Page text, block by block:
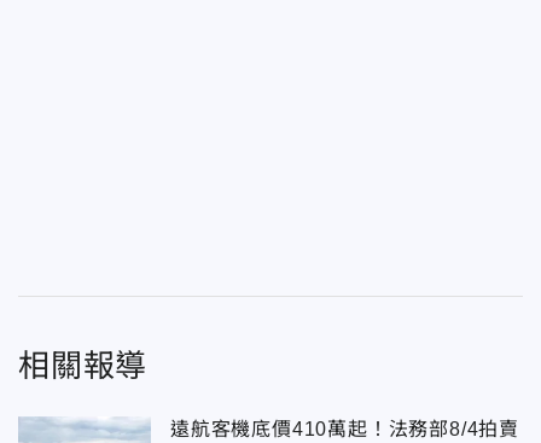
相關報導
遠航客機底價410萬起！法務部8/4拍賣